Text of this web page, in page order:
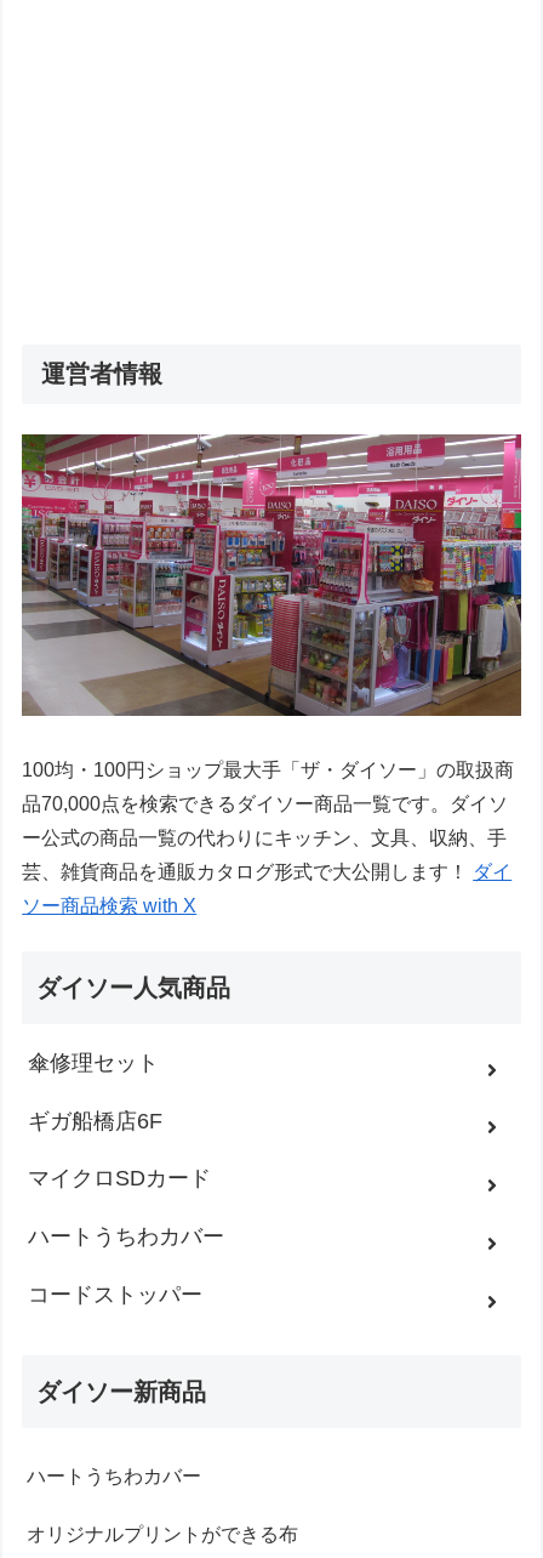
運営者情報
100均・100円ショップ最大手「ザ・ダイソー」の取扱商
品70,000点を検索できるダイソー商品一覧です。ダイソ
ー公式の商品一覧の代わりにキッチン、文具、収納、手
芸、雑貨商品を通販カタログ形式で大公開します！
ダイ
ソー商品検索 with X
ダイソー人気商品
傘修理セット
ギガ船橋店6F
マイクロSDカード
ハートうちわカバー
コードストッパー
ダイソー新商品
ハートうちわカバー
オリジナルプリントができる布